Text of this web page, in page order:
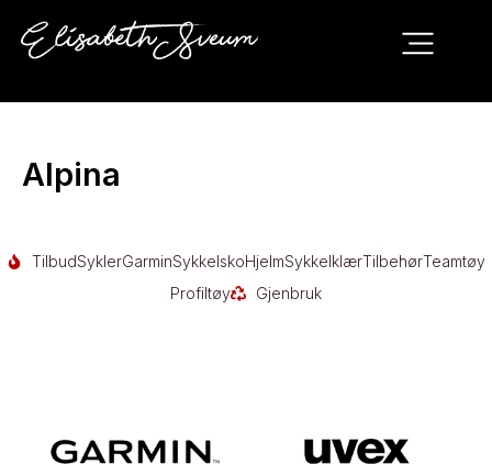
Alpina
TilbudSyklerGarminSykkelskoHjelmSykkelklærTilbehørTeamtøy
Profiltøy
Gjenbruk